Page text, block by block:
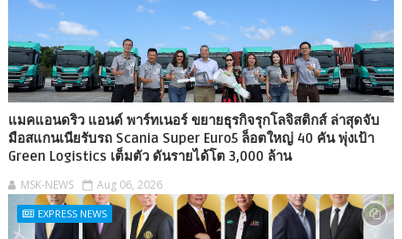
แมคแอนดริว แอนด์ พาร์ทเนอร์ ขยายธุรกิจรุกโลจิสติกส์ ล่าสุดจับ
มือสแกนเนียรับรถ Scania Super Euro5 ล็อตใหญ่ 40 คัน พุ่งเป้า
Green Logistics เต็มตัว ดันรายได้โต 3,000 ล้าน
MSK-NEWS Aug 06, 2026
EXPRESS NEWS